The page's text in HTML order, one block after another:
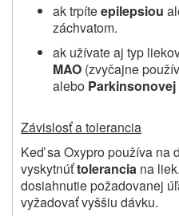
ak trpíteepilepsiou
záchvatom.
ak užívate aj typ
MAO (zvyčajne
alebo
Závislosť a tolerancia
Keď sa Oxypro používa na
vyskytnúťtolerancia na
dosiahnutie požadovanej
vyžadovať vyššiu dávku.